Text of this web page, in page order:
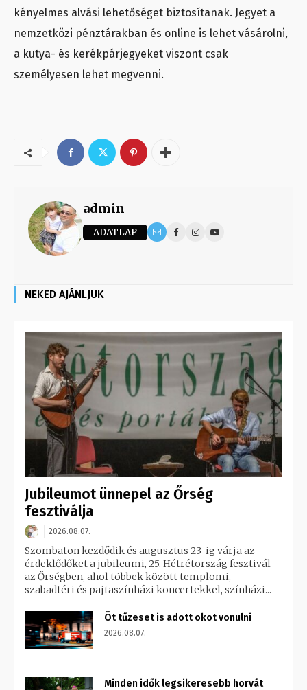
kényelmes alvási lehetőséget biztosítanak. Jegyet a
nemzetközi pénztárakban és online is lehet vásárolni,
a kutya- és kerékpárjegyeket viszont csak
személyesen lehet megvenni.
admin
ADATLAP
NEKED AJÁNLJUK
Jubileumot ünnepel az Őrség
fesztiválja
2026.08.07.
Szombaton kezdődik és augusztus 23-ig várja az
érdeklődőket a jubileumi, 25. Hétrétország fesztivál
az Őrségben, ahol többek között templomi,
szabadtéri és pajtaszínházi koncertekkel, színházi...
Öt tűzeset is adott okot vonulni
2026.08.07.
Minden idők legsikeresebb horvát